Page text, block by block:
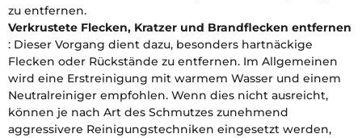
zu entfernen.
Verkrustete Flecken, Kratzer und Brandflecken entfernen
: Dieser Vorgang dient dazu, besonders hartnäckige
Flecken oder Rückstände zu entfernen. Im Allgemeinen
wird eine Erstreinigung mit warmem Wasser und einem
Neutralreiniger empfohlen. Wenn dies nicht ausreicht,
können je nach Art des Schmutzes zunehmend
aggressivere Reinigungstechniken eingesetzt werden,